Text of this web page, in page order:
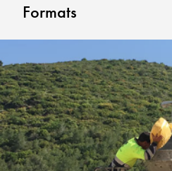
Formats